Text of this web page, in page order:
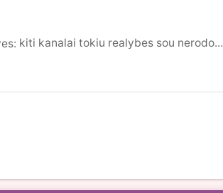
kiti kanalai tokiu realybes sou nerodo...